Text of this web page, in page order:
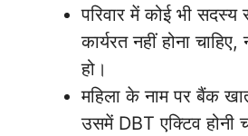
परिवार में कोई भी सदस्य
कार्यरत नहीं होना
हो।
महिला के नाम पर बैंक
उसमें DBT एक्टिव होनी